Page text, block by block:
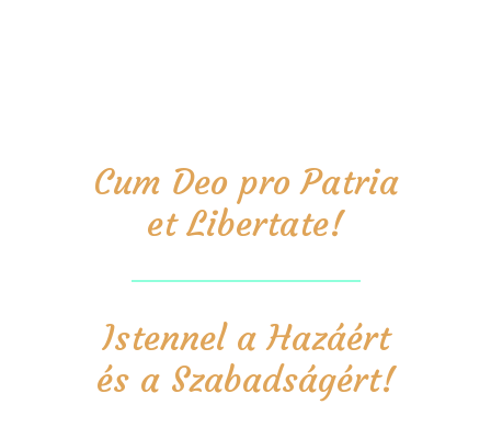
Cum Deo pro Patria
et Libertate!
Istennel a Hazáért
és a Szabadságért!